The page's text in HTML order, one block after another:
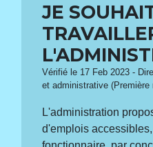
JE
Vérifié le 17 Feb 2023 -
et administrative (Première
L'administration
d'emplois